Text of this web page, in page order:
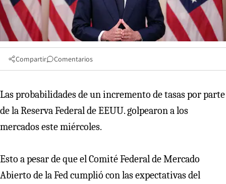
Compartir Comentarios
Las probabilidades de un incremento de tasas por parte
de la Reserva Federal de EEUU. golpearon a los
mercados este miércoles.
Esto a pesar de que el Comité Federal de Mercado
Abierto de la Fed cumplió con las expectativas del